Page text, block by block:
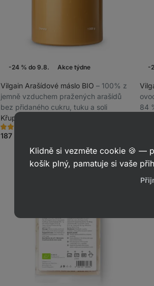
-24 % do 9.8. Akce týdne
Vilgain Arašídové máslo BIO ⁠–⁠ 100% z
jemně vzduchem pražených arašídů
bez přidaného cukru, tuku a soli
Křupavé arašídy 1 000 g
Hodnocení
4.8/5,
714
187 Kč
-
84
Klidně si vezměte cookie 🍪 —
košík plný, pamatuje si vaše